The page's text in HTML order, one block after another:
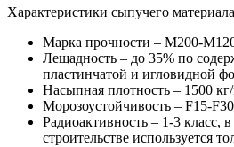
Характеристики сыпучего
Марка прочности – М200-
Лещадность – до 35% по
пластинчатой и игловидной
Насыпная плотность – 1500
Морозоустойчивость – F15-
Радиоактивность – 1-3 класс,
строительстве используется